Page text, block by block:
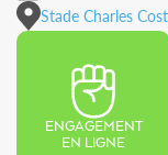
Stade Charles
ENGAGEMENT
EN LIGNE